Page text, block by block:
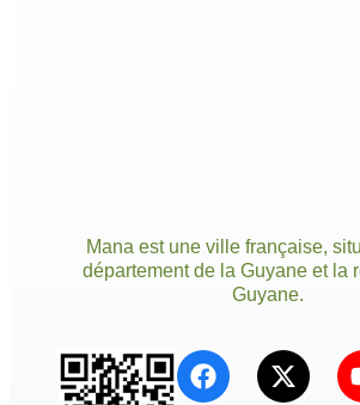
Mana est une ville française,
département de la Guyane et la
Guyane.